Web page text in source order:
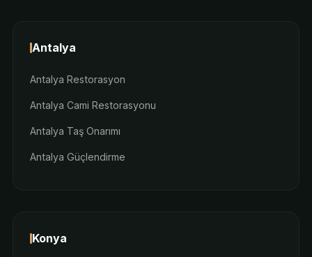
Antalya
Antalya Restorasyon
Antalya Cami Restorasyonu
Antalya Taş Onarımı
Antalya Güçlendirme
Konya